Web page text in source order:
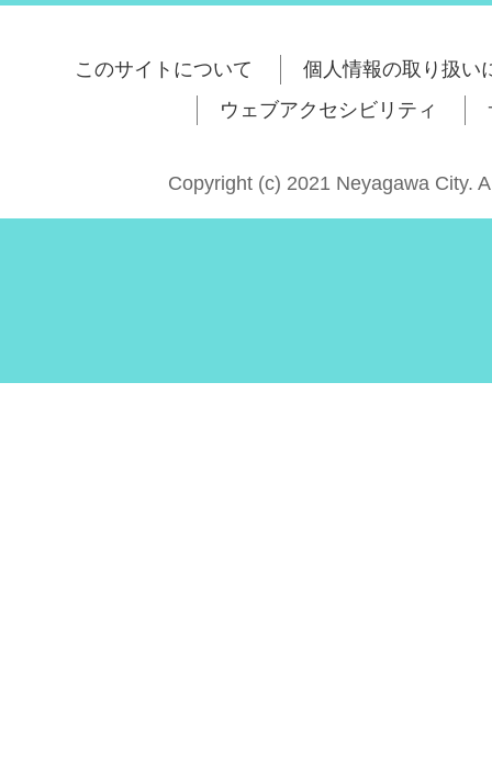
このサイトについて
個人情報の取り扱い
ウェブアクセシビリティ
Copyright (c) 2021 Neyagawa City.